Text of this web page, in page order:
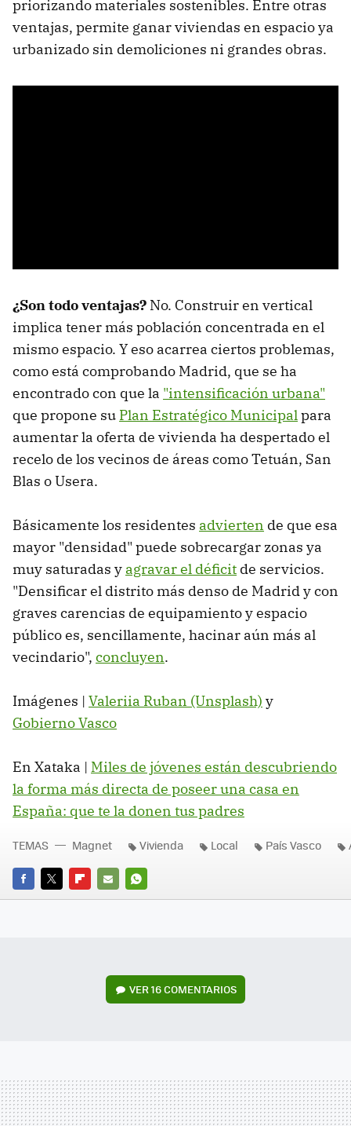
priorizando materiales sostenibles. Entre otras
ventajas, permite ganar viviendas en espacio ya
urbanizado sin demoliciones ni grandes obras.
¿Son todo ventajas? No. Construir en vertical
implica tener más población concentrada en el
mismo espacio. Y eso acarrea ciertos problemas,
como está comprobando Madrid, que se ha
encontrado con que la "intensificación urbana"
que propone su Plan Estratégico Municipalpara
aumentar la oferta de vivienda ha despertado el
recelo de los vecinos de áreas como Tetuán, San
Blas o Usera.
Básicamente los residentes advierten de que esa
mayor "densidad" puede sobrecargar zonas ya
muy saturadas y agravar el déficit de servicios.
"Densificar el distrito más denso de Madrid y con
graves carencias de equipamiento y espacio
público es, sencillamente, hacinar aún más al
vecindario", concluyen.
Imágenes | Valeriia Ruban (Unsplash) y
Gobierno Vasco
En Xataka | Miles de jóvenes están descubriendo
la forma más directa de poseer una casa en
España: que te la donen tus padres
FACEBOOK
TWITTERFLIPBOARD
E-
WHATSAPP
TEMAS Magnet Vivienda Local País Vasco
VER16 COMENTARIOS